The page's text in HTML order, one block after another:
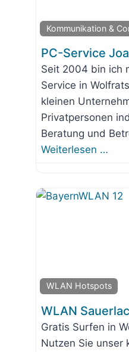
Kommunikation &
PC-Service
Seit 2004 bin ich
Service in
kleinen
Privatpersonen
Beratung und
Weiterlesen …
WLAN Hotspots
WLAN
Gratis Surfen in
Nutzen Sie unser